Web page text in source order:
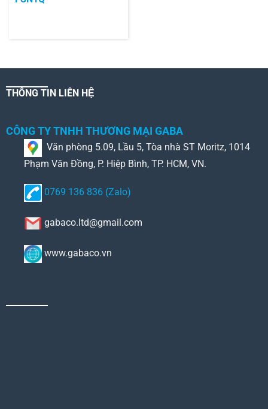
THÔNG TIN LIÊN HỆ
CÔNG TY TNHH THƯƠNG MẠI GABA
Văn phòng 5.09, Lầu 5, Tòa nhà ST Moritz, 1014
Phạm Văn Đồng, P. Hiệp Bình, TP. HCM, VN.
0769 136 836 (Zalo)
gabaco.ltd@gmail.com
www.gabaco.vn